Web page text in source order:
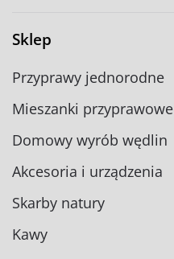
Sklep
Przyprawy jednorodne
Mieszanki przyprawowe
Domowy wyrób wędlin
Akcesoria i urządzenia
Skarby natury
Kawy